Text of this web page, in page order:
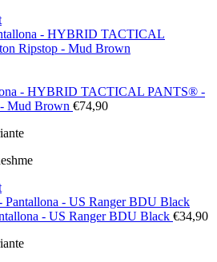
- HYBRID TACTICAL PANTS® -
Mud Brown €74,90
- US Ranger BDU Black €34,90